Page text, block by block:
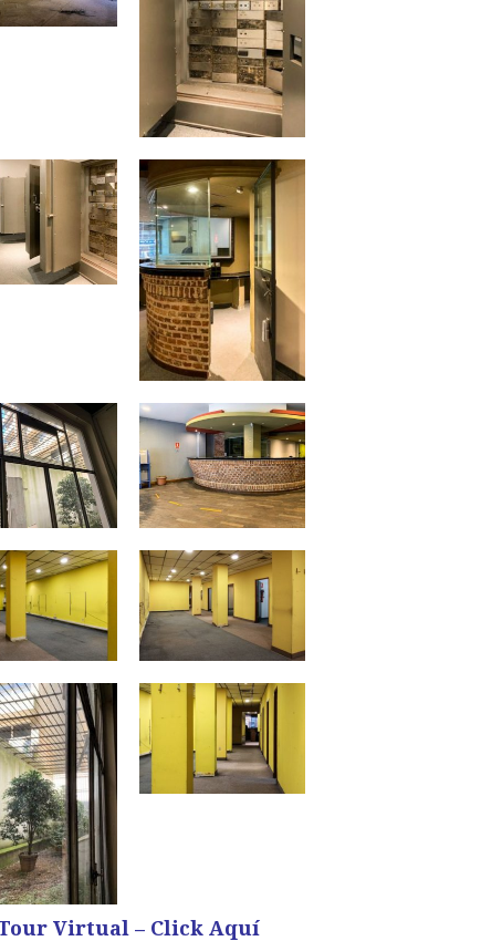
Virtual – Click Aquí